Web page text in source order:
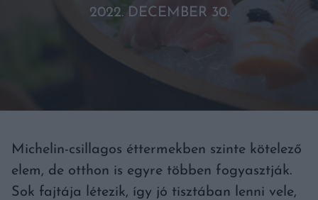
2022. DECEMBER 30.
Michelin-csillagos éttermekben szinte kötelező
elem, de otthon is egyre többen fogyasztják.
Sok fajtája létezik, így jó tisztában lenni vele,